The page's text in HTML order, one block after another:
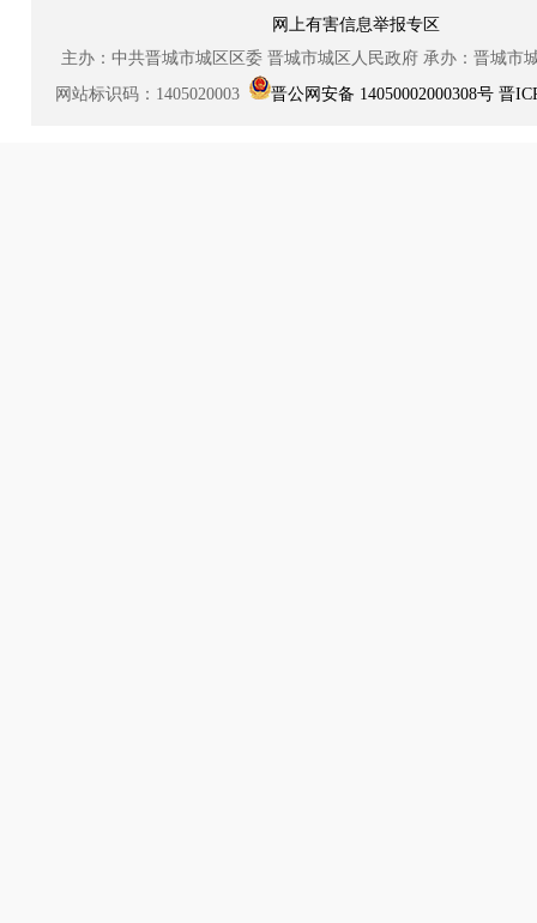
网上有害信息举报专区
主办：中共晋城市城区区委 晋城市城区人民政府 承办：晋城市
网站标识码：1405020003
晋公网安备 14050002000308号 晋